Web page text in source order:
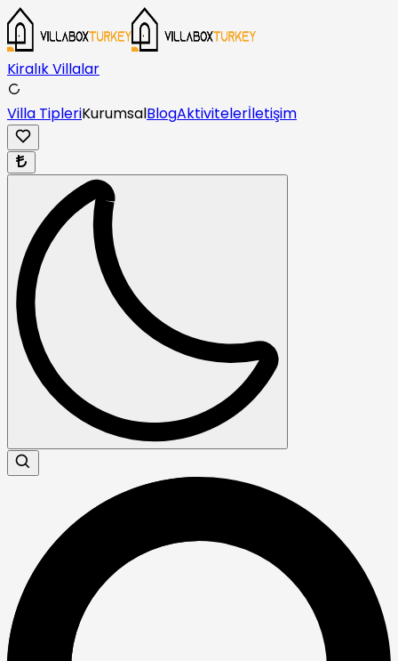
Kiralık Villalar
Villa TipleriKurumsalBlogAktivitelerİletişim